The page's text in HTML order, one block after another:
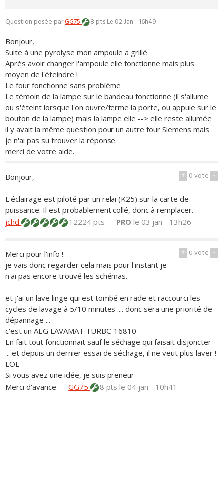
Question posée parGG75 8 ptsLe 02 Jan - 16h49
Bonjour,
Suite à une pyrolyse mon ampoule a grillé
Après avoir changer l'ampoule elle fonctionne mais plus
moyen de l'éteindre !
Le four fonctionne sans problème
Le témoin de la lampe sur le bandeau fonctionne (il s'allume
ou s'éteint lorsque l'on ouvre/ferme la porte, ou appuie sur le
bouton de la lampe) mais la lampe elle --> elle reste allumée
il y avait la même question pour un autre four Siemens mais
je n'ai pas su trouver la réponse.
merci de votre aide.
+ 0vote -
Bonjour,
L'éclairage est piloté par un relai (K25) sur la carte de
puissance. Il est probablement collé, donc à remplacer. —
jchd
12224 pts — PRO le 03 jan - 13h26
+ 0vote -
Merci pour l'info !
je vais donc regarder cela mais pour l'instant je
n'ai pas encore trouvé les schémas.
et j'ai un lave linge qui est tombé en rade et raccourci les
cycles de lavage à 5/10 minutes .... donc sera une priorité de
dépannage ...
c'est un AEG LAVAMAT TURBO 16810
En fait tout fonctionnait sauf le séchage qui faisait disjoncter
... et depuis un dernier essai de séchage, il ne veut plus laver !
LOL
Si vous avez une idée, je suis preneur
Merci d'avance —GG75 8 ptsle 04 jan - 10h41